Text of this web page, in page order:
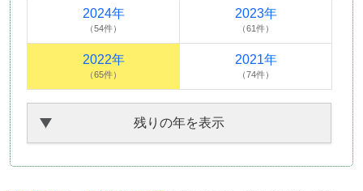
2024年
（54件）
2023年
（61件）
2022年
（65件）
2021年
（74件）
残りの年を表示